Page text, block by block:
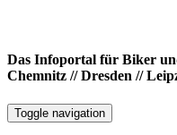
Das Infoportal für Biker
Chemnitz // Dresden //
Toggle navigation